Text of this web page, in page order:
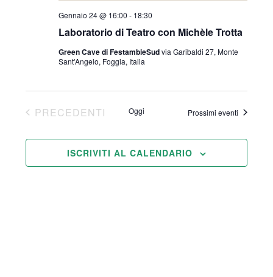
Laboratorio di Teatro con Michèle Trotta
Gennaio 24 @ 16:00 - 18:30
Green Cave di FestambieSudvia Garibaldi 27, Monte
Sant'Angelo, Foggia, Italia
EVENTI
PRECEDENTI Oggi Prossimi eventi
ISCRIVITI AL CALENDARIO